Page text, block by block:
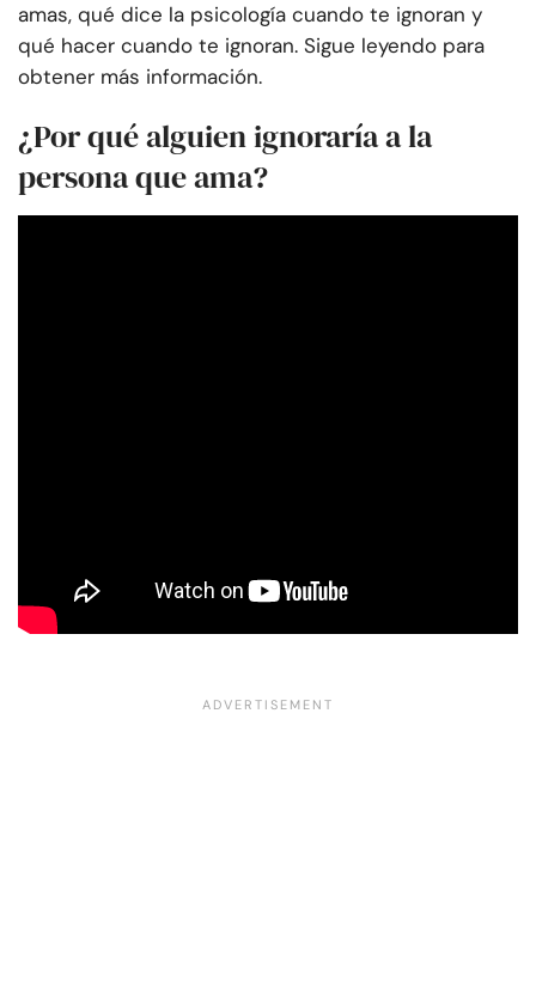
amas, qué dice la psicología cuando te ignoran y
qué hacer cuando te ignoran. Sigue leyendo para
obtener más información.
¿Por qué alguien ignoraría a la
persona que ama?